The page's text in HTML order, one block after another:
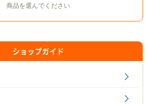
商品を選んでください
ショップガイド